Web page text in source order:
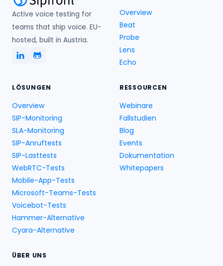
Active voice testing for
teams that ship voice. EU-
hosted, built in Austria.
Overview
Beat
Probe
Lens
Echo
LÖSUNGEN
Overview
SIP-Monitoring
SLA-Monitoring
SIP-Anruftests
SIP-Lasttests
WebRTC-Tests
Mobile-App-Tests
Microsoft-Teams-Tests
Voicebot-Tests
Hammer-Alternative
Cyara-Alternative
RESSOURCEN
Webinare
Fallstudien
Blog
Events
Dokumentation
Whitepapers
ÜBER UNS